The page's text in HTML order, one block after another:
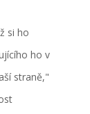
si ho
ho v
straně,"